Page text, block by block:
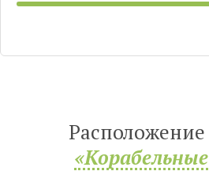
Расположение